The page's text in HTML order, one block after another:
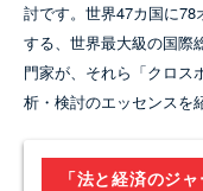
討です。世界47カ国に
する、世界最大級の国際
門家が、それら「クロス
析・検討のエッセンスを
「法と経済のジ